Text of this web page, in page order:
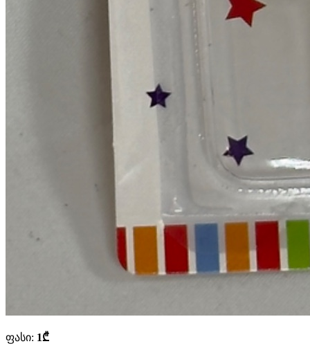
ფასი: 1₾